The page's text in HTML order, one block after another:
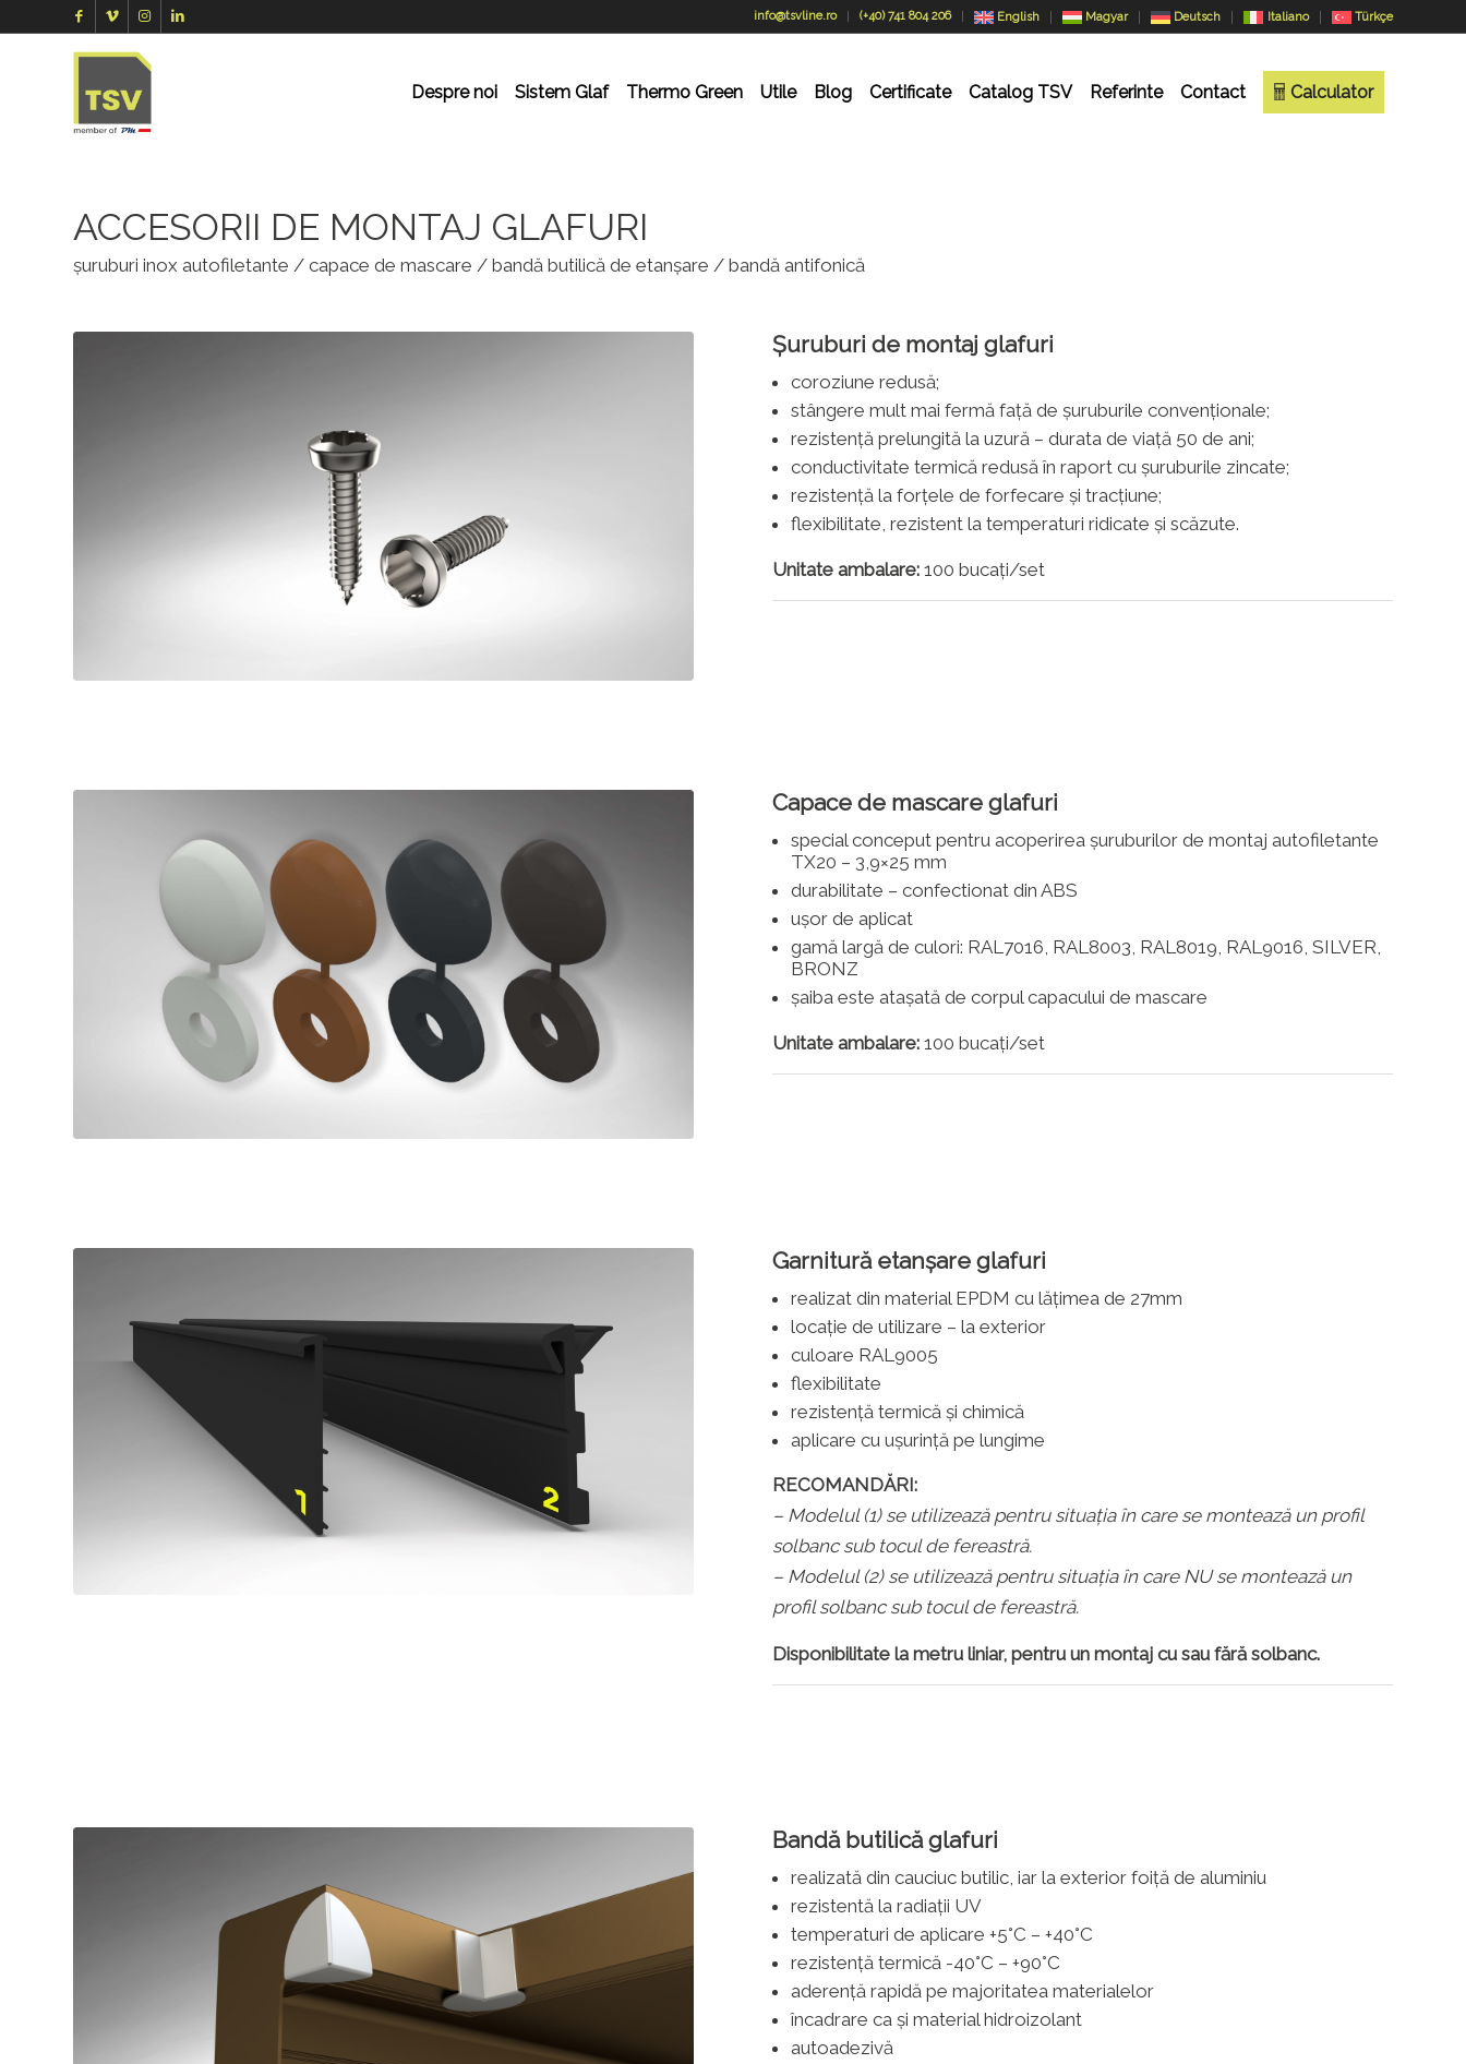
info@tsvline.ro (+40) 741 804 206 English Magyar Deutsch Italiano Türkçe
Despre noi Sistem Glaf Thermo Green Utile Blog Certificate Catalog TSV Referinte Contact Calculator
ACCESORII DE MONTAJ GLAFURI
șuruburi inox autofiletante / capace de mascare / bandă butilică de etanșare / bandă antifonică
Șuruburi de montaj glafuri
coroziune redusă;
stângere mult mai fermă față de șuruburile convenționale;
rezistență prelungită la uzură – durata de viață 50 de ani;
conductivitate termică redusă în raport cu șuruburile zincate;
rezistență la forțele de forfecare și tracțiune;
flexibilitate, rezistent la temperaturi ridicate și scăzute.
Unitate ambalare: 100 bucați/set
Capace de mascare glafuri
special conceput pentru acoperirea șuruburilor de montaj autofiletante
TX20 – 3,9×25 mm
durabilitate – confectionat din ABS
ușor de aplicat
gamă largă de culori: RAL7016, RAL8003, RAL8019, RAL9016, SILVER,
BRONZ
șaiba este atașată de corpul capacului de mascare
Unitate ambalare: 100 bucați/set
Garnitură etanșare glafuri
realizat din material EPDM cu lățimea de 27mm
locație de utilizare – la exterior
culoare RAL9005
flexibilitate
rezistență termică și chimică
aplicare cu ușurință pe lungime
RECOMANDĂRI:
– Modelul (1) se utilizează pentru situația în care se montează un profil
solbanc sub tocul de fereastră.
– Modelul (2) se utilizează pentru situația în care NU se montează un
profil solbanc sub tocul de fereastră.
Disponibilitate la metru liniar, pentru un montaj cu sau fără solbanc.
Bandă butilică glafuri
realizată din cauciuc butilic, iar la exterior foiță de aluminiu
rezistentă la radiații UV
temperaturi de aplicare +5°C – +40°C
rezistență termică -40°C – +90°C
aderență rapidă pe majoritatea materialelor
încadrare ca și material hidroizolant
autoadezivă